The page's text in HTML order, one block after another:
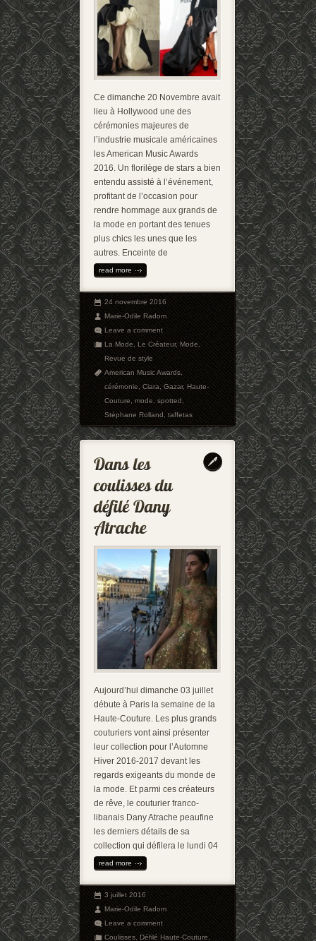
Ce dimanche 20 Novembre avait
lieu à Hollywood une des
cérémonies majeures de
l’industrie musicale américaines
les American Music Awards
2016. Un florilège de stars a bien
entendu assisté à l’événement,
profitant de l’occasion pour
rendre hommage aux grands de
la mode en portant des tenues
plus chics les unes que les
autres. Enceinte de
read more
24 novembre 2016
Marie-Odile Radom
Leave a comment
La Mode,Le Créateur,Mode,
Revue de style
American Music Awards,
cérémonie,Ciara,Gazar,Haute-
Couture,mode,spotted,
Stéphane Rolland,taffetas
Aujourd’hui dimanche 03 juillet
débute à Paris la semaine de la
Haute-Couture. Les plus grands
couturiers vont ainsi présenter
leur collection pour l’Automne
Hiver 2016-2017 devant les
regards exigeants du monde de
la mode. Et parmi ces créateurs
de rêve, le couturier franco-
libanais Dany Atrache peaufine
les derniers détails de sa
collection qui défilera le lundi 04
read more
3 juillet 2016
Marie-Odile Radom
Leave a comment
Coulisses,Défilé Haute-Couture,